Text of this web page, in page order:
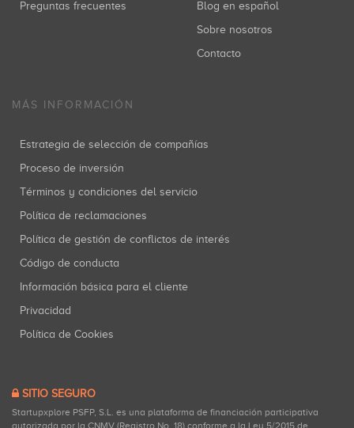
Preguntas frecuentes
Blog en español
Sobre nosotros
Contacto
MÁS INFORMACIÓN
Estrategia de selección de compañías
Proceso de inversión
Términos y condiciones del servicio
Política de reclamaciones
Política de gestión de conflictos de interés
Código de conducta
Información básica para el cliente
Privacidad
Política de Cookies
SITIO SEGURO
Startupxplore PSFP, S.L. es una plataforma de financiación participativa
autorizada por la CNMV (Registro No. 18) conforme a la Ley 5/2015 de